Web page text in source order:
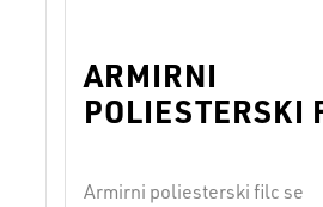
ARMIRNI
POLIESTERSKI
Armirni poliesterski filc se